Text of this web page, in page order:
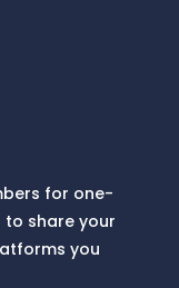
for one-
to share your
you